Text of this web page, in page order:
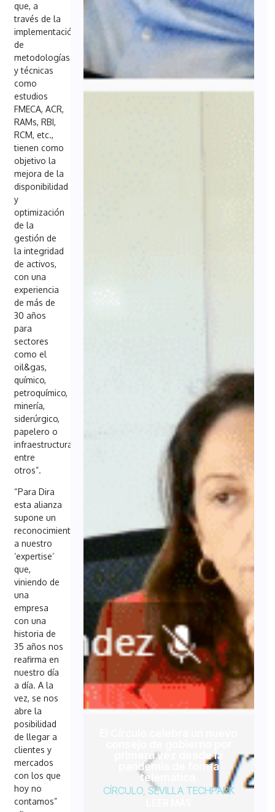
que, a
través de la
implementación
de
metodologías
y técnicas
como
estudios
FMECA, ACR,
RAMs, RBI,
RCM, etc.,
tienen como
objetivo la
mejora de la
disponibilidad
y
optimización
de la
gestión de
la integridad
de activos,
con una
experiencia
de más de
30 años
para
sectores
como el
oil&gas,
químico,
petroquímico,
minería,
siderúrgico,
papelero o
infraestructuras,
entre
otros”.
“Para Dira
esta alianza
supone un
reconocimiento
a nuestro
‘expertise’
que,
viniendo de
una
empresa
con una
historia de
35 años nos
reafirma en
nuestro día
a día. A la
vez, se nos
abre la
posibilidad
de llegar a
clientes y
mercados
con los que
hoy no
contamos”
primera vez desde la
pandemia de forma
telemática.
CÍRCULO, SEVILLA TECHPARK